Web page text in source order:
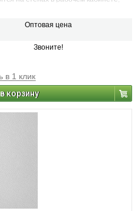
Оптовая цена
Звоните!
в 1 клик
корзину